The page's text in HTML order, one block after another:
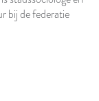
bij de federatie